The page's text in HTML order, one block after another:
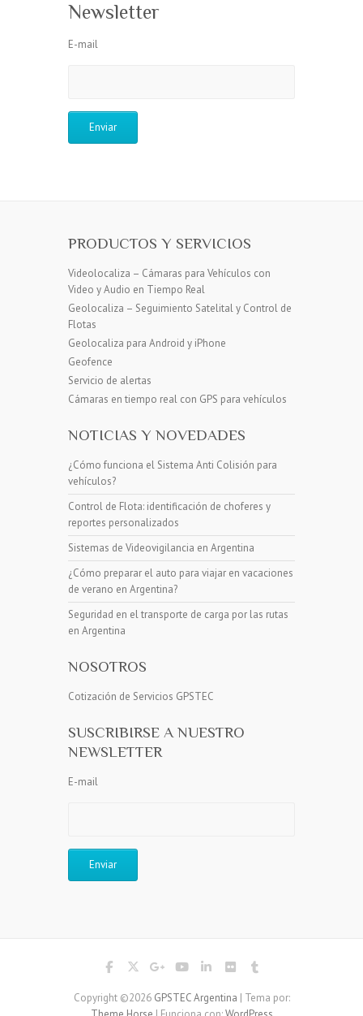
Newsletter
E-mail
PRODUCTOS Y SERVICIOS
Videolocaliza – Cámaras para Vehículos con
Video y Audio en Tiempo Real
Geolocaliza – Seguimiento Satelital y Control de
Flotas
Geolocaliza para Android y iPhone
Geofence
Servicio de alertas
Cámaras en tiempo real con GPS para vehículos
NOTICIAS Y NOVEDADES
¿Cómo funciona el Sistema Anti Colisión para
vehículos?
Control de Flota: identificación de choferes y
reportes personalizados
Sistemas de Videovigilancia en Argentina
¿Cómo preparar el auto para viajar en vacaciones
de verano en Argentina?
Seguridad en el transporte de carga por las rutas
en Argentina
NOSOTROS
Cotización de Servicios GPSTEC
SUSCRIBIRSE A NUESTRO
NEWSLETTER
E-mail
Copyright ©2026 GPSTEC Argentina | Tema por: